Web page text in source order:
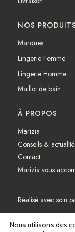
NOS PRODUITS
Marques
Lingerie Femme
Lingerie Homme
Maillot de bain
À PROPOS
Marizia
Conseils &
Contact
Marizia vous
Réalisé avec soin
Mentions légales
Nous utilisons des